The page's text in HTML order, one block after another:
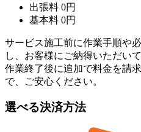
出張料 0円
基本料 0円
サービス施工前に作業手順や
し、お客様にご納得いただい
作業終了後に追加で料金を請
で、ご安心ください。
選べる決済方法